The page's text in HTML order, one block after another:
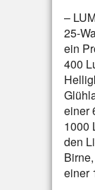
–
25-
ein
400
einer
1000
den
einer